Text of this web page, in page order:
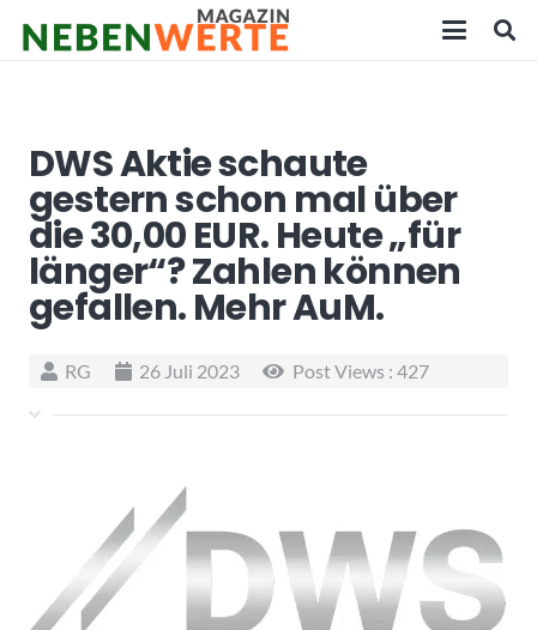
DWS Aktie schaute
gestern schon mal über
die 30,00 EUR. Heute „für
länger“? Zahlen können
gefallen. Mehr AuM.
RG 26 Juli 2023 Post Views : 427